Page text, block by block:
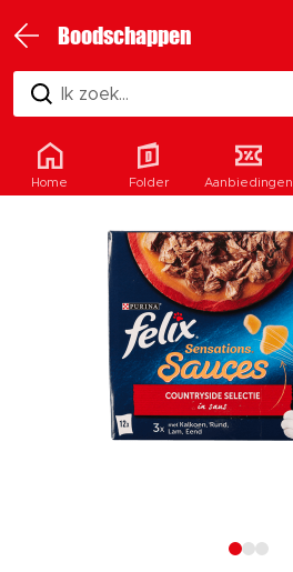
Boodschappen
Ik zoek...
Home Folder Aanbiedingen